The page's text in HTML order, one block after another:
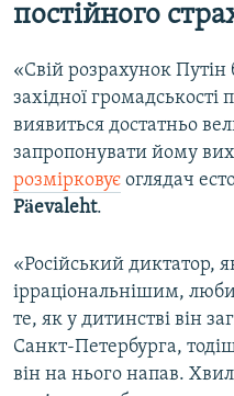
постійного
«Свій розрахунок
західної
виявиться достатньо
запропонувати йому
розмірковує оглядач
Päevaleht.
«Російський диктатор,
ірраціональнішим,
те, як у дитинстві він
Санкт-Петербурга,
він на нього напав.